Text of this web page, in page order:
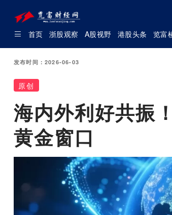
首页 浙股观察 A股视野 港股头条 览富
发布时间：2026-06-03
原创
海内外利好共振
黄金窗口